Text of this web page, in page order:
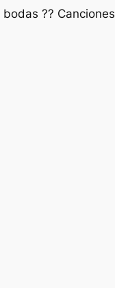
?? Canciones